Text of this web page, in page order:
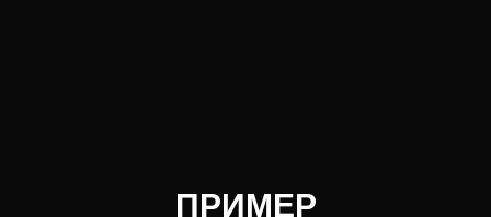
ПРИМЕР